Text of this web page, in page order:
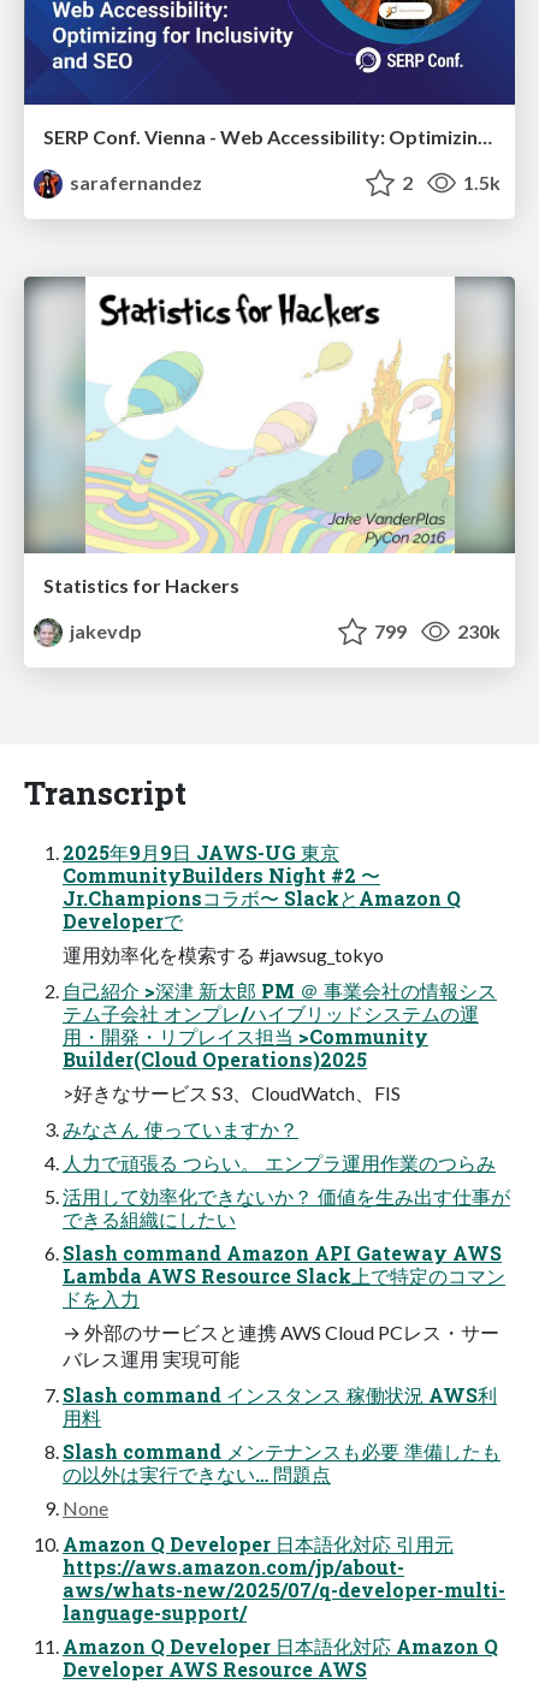
SERP Conf. Vienna - Web Accessibility: Optimizing for Inclusivity and SEO
sarafernandez
2 1.5k
Statistics for Hackers
jakevdp
799 230k
Transcript
2025年9月9日 JAWS-UG 東京
CommunityBuilders Night #2 〜
Jr.Championsコラボ〜 SlackとAmazon Q
Developerで
運用効率化を模索する #jawsug_tokyo
自己紹介 >深津 新太郎 PM ＠ 事業会社の情報シス
テム子会社 オンプレ/ハイブリッドシステムの運
用・開発・リプレイス担当 >Community
Builder(Cloud Operations)2025
>好きなサービス S3、CloudWatch、FIS
みなさん 使っていますか？
人力で頑張る つらい。 エンプラ運用作業のつらみ
活用して効率化できないか？ 価値を生み出す仕事が
できる組織にしたい
Slash command Amazon API Gateway AWS
Lambda AWS Resource Slack上で特定のコマン
ドを入力
→ 外部のサービスと連携 AWS Cloud PCレス・サー
バレス運用 実現可能
Slash command インスタンス 稼働状況 AWS利
用料
Slash command メンテナンスも必要 準備したも
の以外は実行できない… 問題点
None
Amazon Q Developer 日本語化対応 引用元
https://aws.amazon.com/jp/about-
aws/whats-new/2025/07/q-developer-multi-
language-support/
Amazon Q Developer 日本語化対応 Amazon Q
Developer AWS Resource AWS